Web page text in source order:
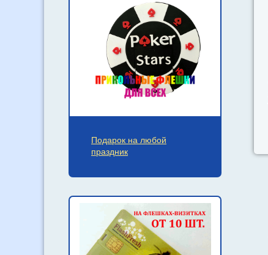
Подарок на любой
праздник